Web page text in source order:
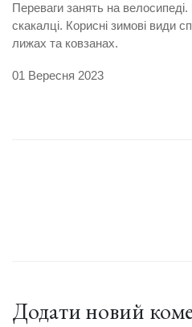
Переваги занять на
скакалці. Корисні зимові види
лижах та ковзанах.
01 Вересня 2023
Додати новий